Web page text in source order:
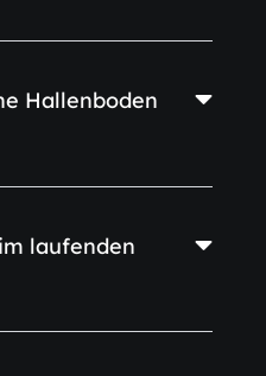
Hallenboden
laufenden